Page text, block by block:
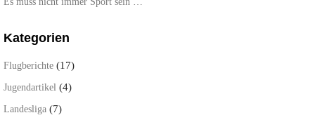
Kategorien
Flugberichte (17)
Jugendartikel (4)
Landesliga (7)